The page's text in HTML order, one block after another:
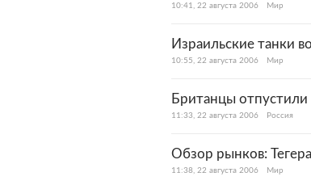
10:41, 22 августа 2006 Мир
Израильские танки
10:55, 22 августа 2006 Мир
Британцы
11:33, 22 августа 2006 Россия
Обзор рынков:
11:38, 22 августа 2006 Мир